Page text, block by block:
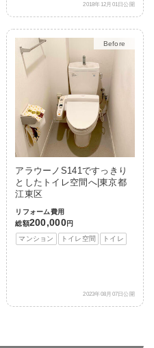
2018年12月01日公開
After
アラウーノS141ですっきり
としたトイレ空間へ|東京都
江東区
リフォーム費用
総額200,000円
マンション
トイレ空間 トイレ
2023年08月07日公開